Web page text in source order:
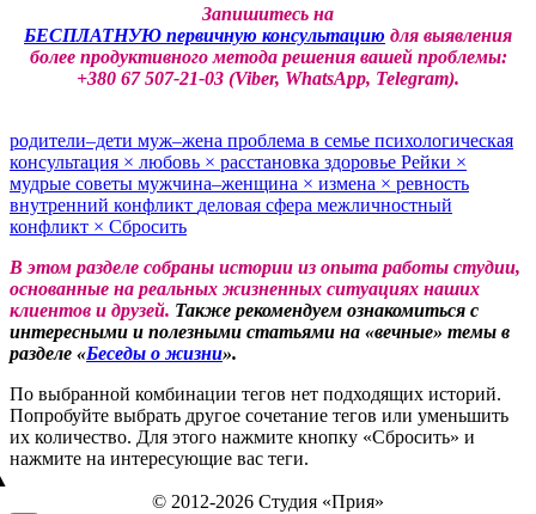
Запишитесь на
БЕСПЛАТНУЮ первичную консультацию для выявления
более продуктивного метода решения вашей проблемы:
+380 67 507-21-03 (Viber, WhatsApp, Telegram).
родители–дети муж–жена проблема в семье психологическая
консультация × любовь × расстановка здоровье Рейки ×
мудрые советы мужчина–женщина × измена × ревность
внутренний конфликт деловая сфера межличностный
конфликт × Сбросить
В этом разделе собраны истории из опыта работы студии,
основанные на реальных жизненных ситуациях наших
клиентов и друзей. Также рекомендуем ознакомиться с
интересными и полезными статьями на «вечные» темы в
разделе «Беседы о жизни».
По выбранной комбинации тегов нет подходящих историй.
Попробуйте выбрать другое сочетание тегов или уменьшить
их количество. Для этого нажмите кнопку «Сбросить» и
нажмите на интересующие вас теги.
© 2012-2026 Студия «Прия»